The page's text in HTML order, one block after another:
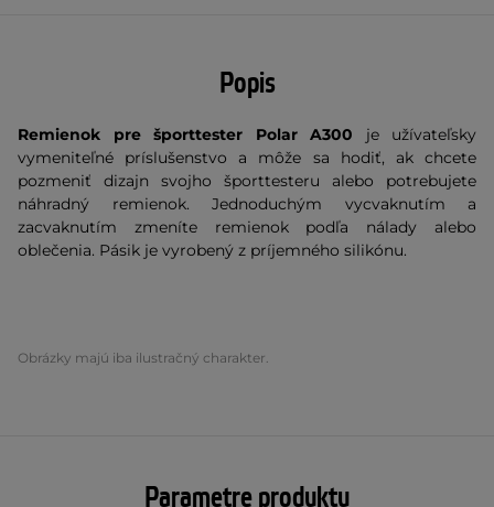
Popis
Remienok pre športtester Polar A300 je užívateľsky
vymeniteľné príslušenstvo a môže sa hodiť, ak chcete
pozmeniť dizajn svojho športtesteru alebo potrebujete
náhradný remienok. Jednoduchým vycvaknutím a
zacvaknutím zmeníte remienok podľa nálady alebo
oblečenia. Pásik je vyrobený z príjemného silikónu.
Obrázky majú iba ilustračný charakter.
Parametre produktu